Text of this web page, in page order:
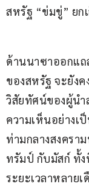
สหรัฐ “ข่มขู่” ยก
ด้านนาซาออกแถ
ของสหรัฐ จะยัง
วิสัยทัศน์ของผู้นำ
ความเห็นอย่างเ
ท่ามกลางสงครา
ทรัมป์ กับมัสก์ ทั้ง
ระยะเวลาหลาย